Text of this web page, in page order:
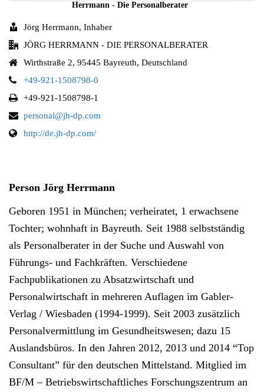
Herrmann - Die Personalberater
Jörg Herrmann, Inhaber
JÖRG HERRMANN - DIE PERSONALBERATER
Wirthstraße 2, 95445 Bayreuth, Deutschland
+49-921-1508798-0
+49-921-1508798-1
personal@jh-dp.com
http://de.jh-dp.com/
Person Jörg Herrmann
Geboren 1951 in München; verheiratet, 1 erwachsene
Tochter; wohnhaft in Bayreuth. Seit 1988 selbstständig
als Personalberater in der Suche und Auswahl von
Führungs- und Fachkräften. Verschiedene
Fachpublikationen zu Absatzwirtschaft und
Personalwirtschaft in mehreren Auflagen im Gabler-
Verlag / Wiesbaden (1994-1999). Seit 2003 zusätzlich
Personalvermittlung im Gesundheitswesen; dazu 15
Auslandsbüros. In den Jahren 2012, 2013 und 2014 “Top
Consultant” für den deutschen Mittelstand. Mitglied im
BF/M – Betriebswirtschaftliches Forschungszentrum an